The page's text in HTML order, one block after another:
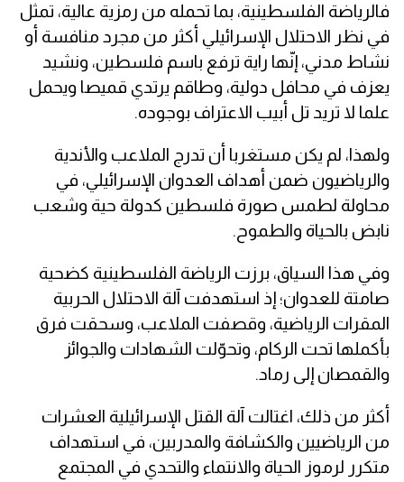
فالرياضة الفلسطينية، بما تحمله من رمزية عالية، تمثل
في نظر الاحتلال الإسرائيلي أكثر من مجرد منافسة أو
نشاط مدني، إنّها راية ترفع باسم فلسطين، ونشيد
يعزف في محافل دولية، وطاقم يرتدي قميصا ويحمل
علما لا تريد تل أبيب الاعتراف بوجوده.
ولهذا، لم يكن مستغربا أن تدرج الملاعب والأندية
والرياضيون ضمن أهداف العدوان الإسرائيلي، في
محاولة لطمس صورة فلسطين كدولة حية وشعب
نابض بالحياة والطموح.
وفي هذا السياق، برزت الرياضة الفلسطينية كضحية
صامتة للعدوان؛ إذ استهدفت آلة الاحتلال الحربية
المقرات الرياضية، وقصفت الملاعب، وسحقت فرق
بأكملها تحت الركام، وتحوّلت الشهادات والجوائز
والقمصان إلى رماد.
أكثر من ذلك، اغتالت آلة القتل الإسرائيلية العشرات
من الرياضيين والكشافة والمدربين، في استهداف
متكرر لرموز الحياة والانتماء والتحدي في المجتمع